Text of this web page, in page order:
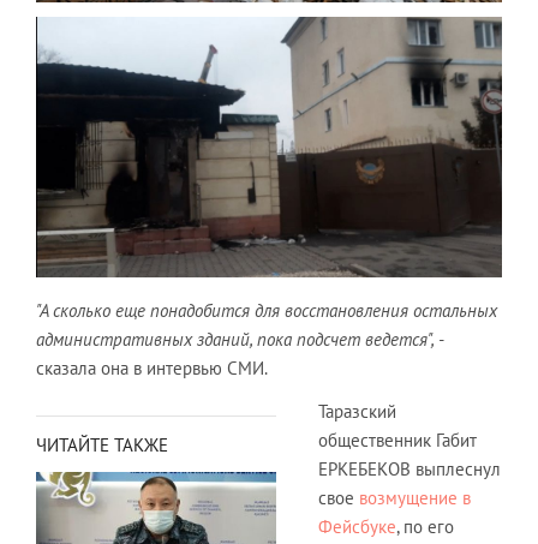
"А сколько еще понадобится для восстановления остальных
административных зданий, пока подсчет ведется", -
сказала она в интервью СМИ.
ЧИТАЙТЕ ТАКЖЕ
Таразский
общественник Габит
ЕРКЕБЕКОВ выплеснул
свое возмущение в
Фейсбуке, по его